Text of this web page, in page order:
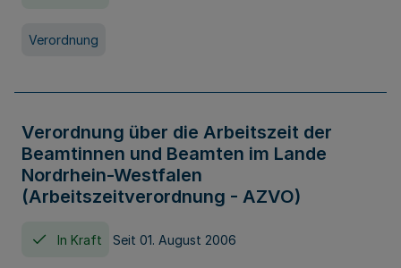
Verordnung
Verordnung über die Arbeitszeit der
Beamtinnen und Beamten im Lande
Nordrhein-Westfalen
(Arbeitszeitverordnung - AZVO)
In Kraft Seit 01. August 2006